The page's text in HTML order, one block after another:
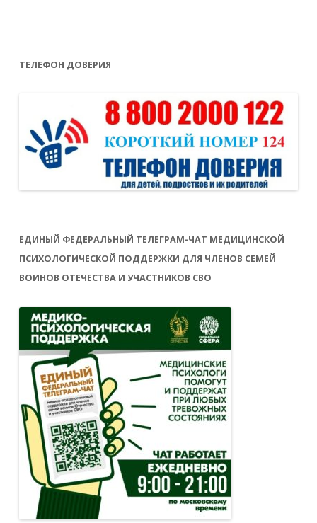
ТЕЛЕФОН ДОВЕРИЯ
ЕДИНЫЙ ФЕДЕРАЛЬНЫЙ ТЕЛЕГРАМ-ЧАТ МЕДИЦИНСКОЙ
ПСИХОЛОГИЧЕСКОЙ ПОДДЕРЖКИ ДЛЯ ЧЛЕНОВ СЕМЕЙ
ВОИНОВ ОТЕЧЕСТВА И УЧАСТНИКОВ СВО